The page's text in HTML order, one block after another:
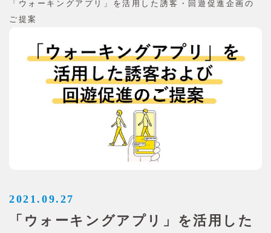
「ウォーキングアプリ」を活用した誘客・回遊促進企画の
ご提案
2021.09.27
「ウォーキングアプリ」を活用した